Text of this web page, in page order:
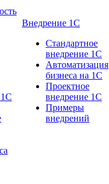
Внедрение 1С
Стандартное
внедрение 1С
Автоматизация
бизнеса на 1С
Проектное
внедрение 1С
Примеры
внедрений